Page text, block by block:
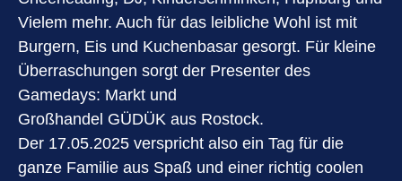
Vielem mehr. Auch für das leibliche Wohl ist mit
Burgern, Eis und Kuchenbasar gesorgt. Für kleine
Überraschungen sorgt der Presenter des
Gamedays: Markt und
Großhandel GÜDÜK aus Rostock.
Der 17.05.2025 verspricht also ein Tag für die
ganze Familie aus Spaß und einer richtig coolen